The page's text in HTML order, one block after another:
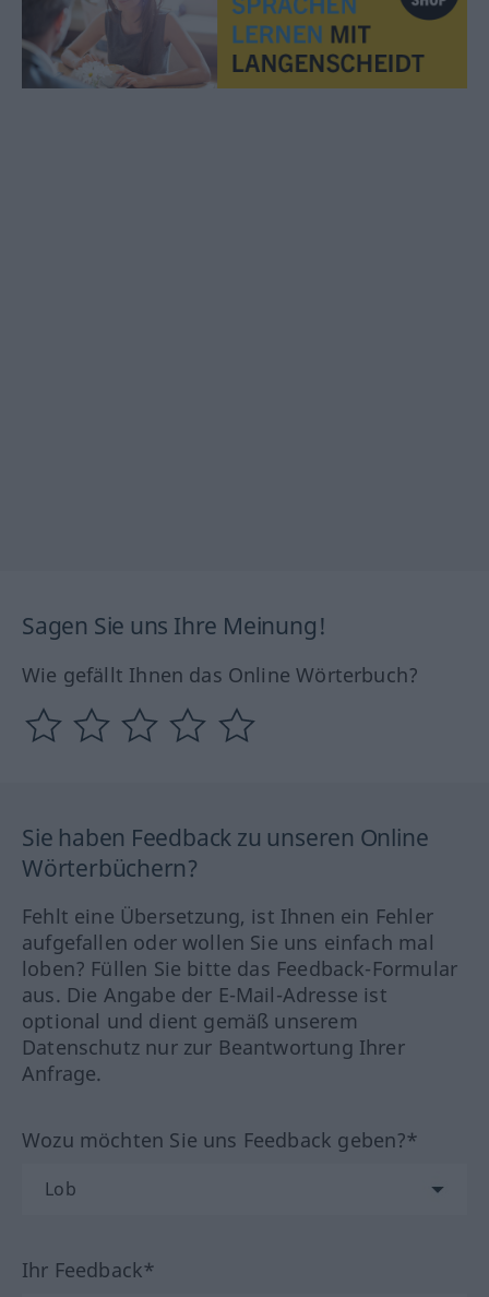
Sagen Sie uns Ihre Meinung!
Wie gefällt Ihnen das Online Wörterbuch?
Sie haben Feedback zu unseren Online
Wörterbüchern?
Fehlt eine Übersetzung, ist Ihnen ein Fehler
aufgefallen oder wollen Sie uns einfach mal
loben? Füllen Sie bitte das Feedback-Formular
aus. Die Angabe der E-Mail-Adresse ist
optional und dient gemäß unserem
Datenschutz nur zur Beantwortung Ihrer
Anfrage.
Wozu möchten Sie uns Feedback geben?*
Ihr Feedback*